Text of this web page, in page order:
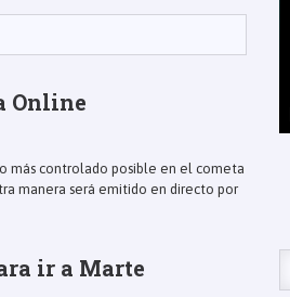
Online
más controlado posible en el cometa
manera será emitido en directo por
ir a Marte